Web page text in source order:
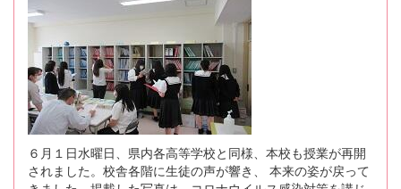
６月１日水曜日、県内各高等学校と同様、本校も授業が再開
されました。校舎各階に生徒の声が響き、 本来の姿が戻って